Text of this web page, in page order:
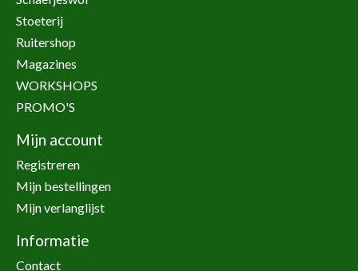
Stoeterij
Ruitershop
Magazines
WORKSHOPS
PROMO'S
Mijn account
Registreren
Mijn bestellingen
Mijn verlanglijst
Informatie
Contact